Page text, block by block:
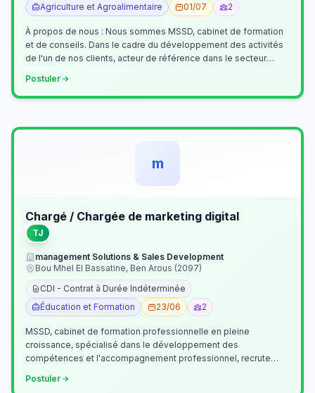
Agriculture et Agroalimentaire
01/07 2
À propos de nous : Nous sommes MSSD, cabinet de formation
et de conseils. Dans le cadre du développement des activités
de l'un de nos clients, acteur de référence dans le secteur
Postuler
m
Chargé / Chargée de marketing digital
TJ
management Solutions & Sales Development
Bou Mhel El Bassatine, Ben Arous (2097)
CDI - Contrat à Durée Indéterminée
Éducation et Formation
23/06 2
MSSD, cabinet de formation professionnelle en pleine
croissance, spécialisé dans le développement des
compétences et l'accompagnement professionnel, recrute
Postuler